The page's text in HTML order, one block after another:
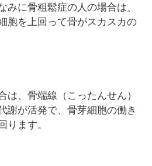
みに骨粗鬆症の人の場合は、
胞を上回って骨がスカスカの
は、骨端線（こったんせん）
謝が活発で、骨芽細胞の働き
ります。